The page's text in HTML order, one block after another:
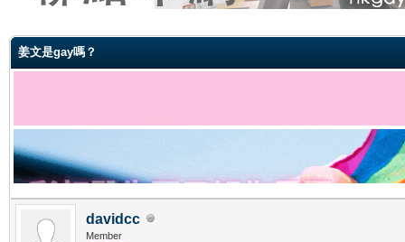
姜文是gay嗎？
davidcc
Member